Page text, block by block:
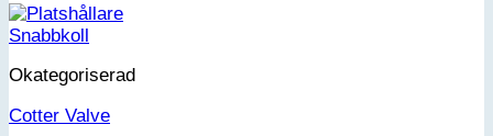
Snabbkoll
Okategoriserad
Cotter Valve